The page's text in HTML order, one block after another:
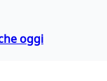
oggi